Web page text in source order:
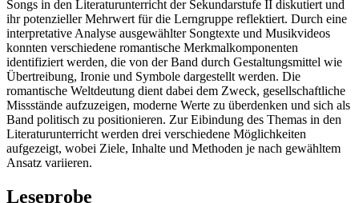
Songs in den Literaturunterricht der Sekundarstufe II diskutiert und
ihr potenzieller Mehrwert für die Lerngruppe reflektiert. Durch eine
interpretative Analyse ausgewählter Songtexte und Musikvideos
konnten verschiedene romantische Merkmalkomponenten
identifiziert werden, die von der Band durch Gestaltungsmittel wie
Übertreibung, Ironie und Symbole dargestellt werden. Die
romantische Weltdeutung dient dabei dem Zweck, gesellschaftliche
Missstände aufzuzeigen, moderne Werte zu überdenken und sich als
Band politisch zu positionieren. Zur Eibindung des Themas in den
Literaturunterricht werden drei verschiedene Möglichkeiten
aufgezeigt, wobei Ziele, Inhalte und Methoden je nach gewähltem
Ansatz variieren.
Leseprobe